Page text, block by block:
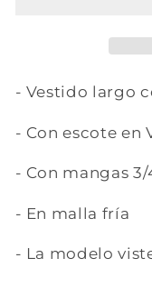
- Vestido largo
- Con escote en
- Con mangas 3/
- En malla fría
- La modelo